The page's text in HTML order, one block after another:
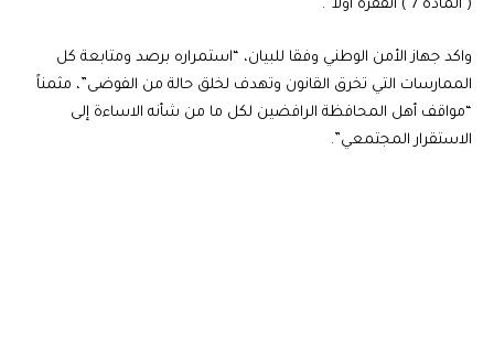
( المادة 7 ) الفقرة أولاً”.
واكد جهاز الأمن الوطني وفقا للبيان، “استمراره برصد ومتابعة كل
الممارسات التي تخرق القانون وتهدف لخلق حالة من الفوضى”، مثمناً
“مواقف أهل المحافظة الرافضين لكل ما من شأنه الاساءة إلى
الاستقرار المجتمعي”.